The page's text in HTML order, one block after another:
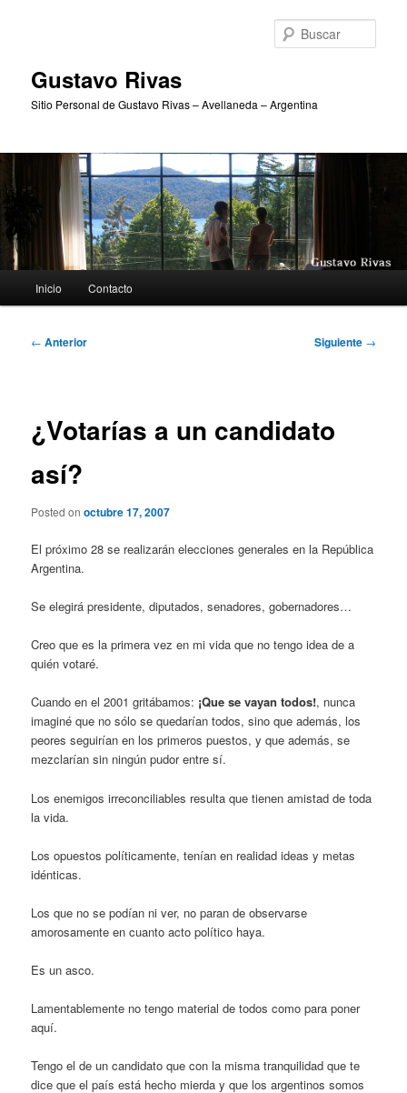
Gustavo Rivas
Sitio Personal de Gustavo Rivas – Avellaneda – Argentina
principal
Inicio Contacto
Navegación
← Anterior Siguiente →
¿Votarías a un candidato
así?
Posted onoctubre 17, 2007
El próximo 28 se realizarán elecciones generales en la República
Argentina.
Se elegirá presidente, diputados, senadores, gobernadores…
Creo que es la primera vez en mi vida que no tengo idea de a
quién votaré.
Cuando en el 2001 gritábamos: ¡Que se vayan todos!, nunca
imaginé que no sólo se quedarían todos, sino que además, los
peores seguirían en los primeros puestos, y que además, se
mezclarían sin ningún pudor entre sí.
Los enemigos irreconciliables resulta que tienen amistad de toda
la vida.
Los opuestos políticamente, tenían en realidad ideas y metas
idénticas.
Los que no se podían ni ver, no paran de observarse
amorosamente en cuanto acto político haya.
Es un asco.
Lamentablemente no tengo material de todos como para poner
aquí.
Tengo el de un candidato que con la misma tranquilidad que te
dice que el país está hecho mierda y que los argentinos somos